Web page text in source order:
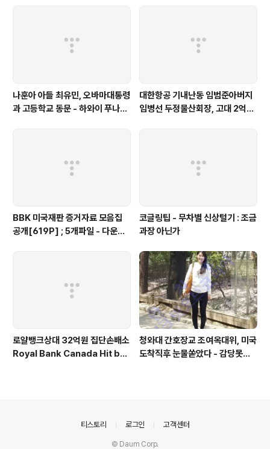
나훈아 아들 최유민, 오바마대통령
과 고등학교 동문 - 하와이 푸나호
대한항공 기내난동 임범준아버지
임병선 두정물산회장, 고대 2억기
BBK 미국재판 증거자료 모음집
공개[619P] ; 5개파일 - 다운로
코글링팁 - 무차별 신상털기 : 조금
과장 아닌가
로얄뱅크상대 32억원 집단손배소
Royal Bank Canada Hit by
청와대 간호장교 조여옥대위, 미국
도착직후 눈물쏟았다 - 감당못할
티스토리 로그인 고객센터
© Daum Corp.